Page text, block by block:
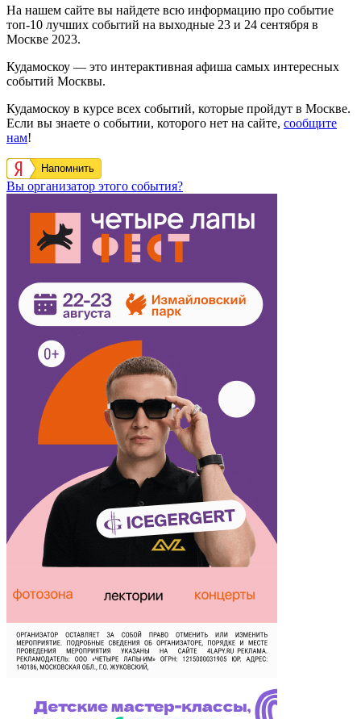
На нашем сайте вы найдете всю информацию про событие
топ-10 лучших событий на выходные 23 и 24 сентября в
Москве 2023.
Кудамоскоу — это интерактивная афиша самых интересных
событий Москвы.
Кудамоскоу в курсе всех событий, которые пройдут в Москве.
Если вы знаете о событии, которого нет на сайте, сообщите
нам!
Напомнить
Вы организатор этого события?